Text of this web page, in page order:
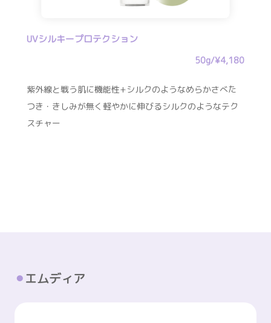
UVシルキープロテクション
50g/¥4,180
紫外線と戦う肌に機能性+シルクのようなめらかさべた
つき・きしみが無く軽やかに伸びるシルクのようなテク
スチャー
エムディア